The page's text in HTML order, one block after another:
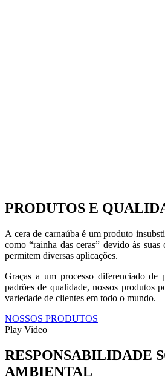
PRODUTOS E
A cera de carnaúba é um produto
como “rainha das ceras” devido às suas
permitem diversas aplicações.
Graças a um processo diferenciado de
padrões de qualidade, nossos produtos
variedade de clientes em todo o mundo.
NOSSOS PRODUTOS
Play Video
RESPONSABILIDADE
AMBIENTAL